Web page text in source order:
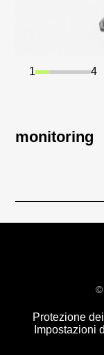
1 4
monitoring
Protezione
Impostazioni
©